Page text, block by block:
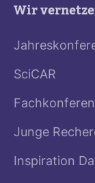
Wir
SciCAR
Junge
Inspiration